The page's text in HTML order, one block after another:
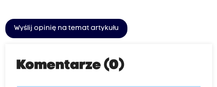
Wyślij opinię na temat artykułu
Komentarze (0)